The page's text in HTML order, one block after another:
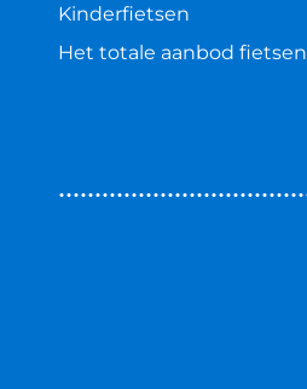
Kinderfietsen
Het totale aanbod fietsen